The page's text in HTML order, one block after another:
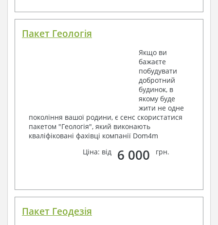
Пакет Геологія
Якщо ви
бажаєте
побудувати
добротний
будинок, в
якому буде
жити не одне
покоління вашої родини, є сенс скористатися
пакетом "Геологія", який виконають
кваліфіковані фахівці компанії Dom4m
Ціна: від
6 000 грн.
Пакет Геодезія